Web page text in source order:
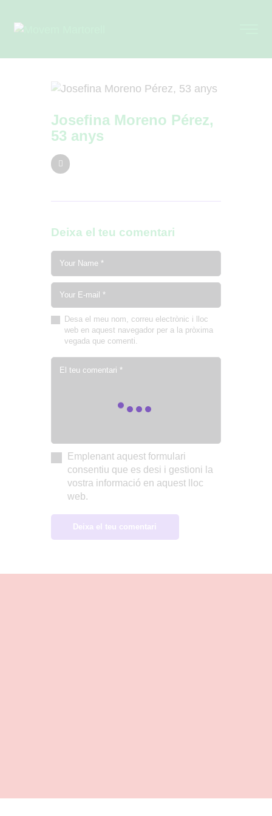
Josefina Moreno Pérez,
53 anys
Deixa el teu comentari
Desa el meu nom, correu electrònic i lloc
web en aquest navegador per a la pròxima
vegada que comenti.
Emplenant aquest formulari
consentiu que es desi i gestioni la
vostra informació en aquest lloc
web.